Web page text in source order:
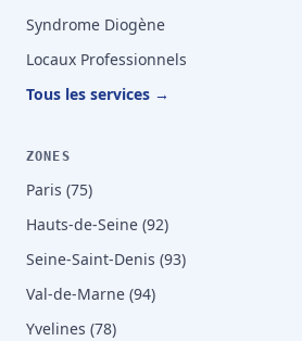
Syndrome Diogène
Locaux Professionnels
Tous les services →
ZONES
Paris (75)
Hauts-de-Seine (92)
Seine-Saint-Denis (93)
Val-de-Marne (94)
Yvelines (78)